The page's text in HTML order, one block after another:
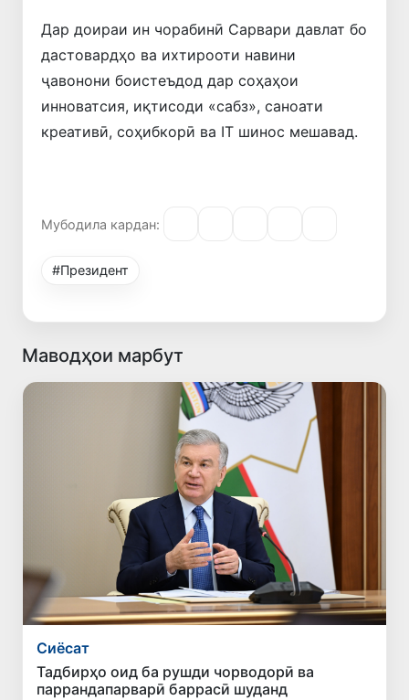
Дар доираи ин чорабинӣ Сарвари давлат бо
дастовардҳо ва ихтирооти навини
ҷавонони боистеъдод дар соҳаҳои
инноватсия, иқтисоди «сабз», саноати
креативӣ, соҳибкорӣ ва IT шинос мешавад.
Мубодила кардан:
#Президент
Маводҳои марбут
Сиёсат
Тадбирҳо оид ба рушди чорводорӣ ва
паррандапарварӣ баррасӣ шуданд